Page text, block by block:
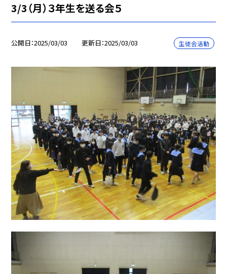
3/3（月）３年生を送る会５
公開日 2025/03/03 更新日 2025/03/03 生徒会活動